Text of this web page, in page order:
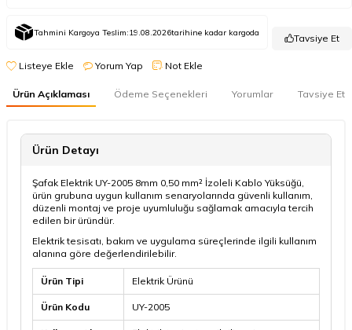
Tahmini Kargoya Teslim:19.08.2026tarihine kadar kargoda Tavsiye Et
Listeye Ekle Yorum Yap Not Ekle
Ürün Açıklaması Ödeme Seçenekleri Yorumlar Tavsiye Et
Ürün Detayı
Şafak Elektrik UY-2005 8mm 0,50 mm² İzoleli Kablo Yüksüğü,
ürün grubuna uygun kullanım senaryolarında güvenli kullanım,
düzenli montaj ve proje uyumluluğu sağlamak amacıyla tercih
edilen bir üründür.
Elektrik tesisatı, bakım ve uygulama süreçlerinde ilgili kullanım
alanına göre değerlendirilebilir.
Ürün Tipi Elektrik Ürünü
Ürün Kodu UY-2005